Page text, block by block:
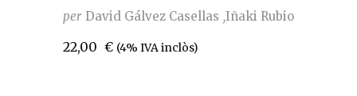
per David Gálvez Casellas Iñaki Rubio
22,00 € (4% IVA inclòs)